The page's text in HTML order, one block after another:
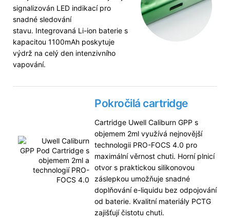
signalizován LED indikací pro
snadné sledování
stavu. Integrovaná Li-ion baterie s
kapacitou 1100mAh poskytuje
výdrž na celý den intenzivního
vapování.
Pokročilá cartridge
Cartridge Uwell Caliburn GPP s
objemem 2ml využívá nejnovější
technologii PRO-FOCS 4.0 pro
maximální věrnost chuti. Horní plnicí
otvor s praktickou silikonovou
záslepkou umožňuje snadné
doplňování e-liquidu bez odpojování
od baterie. Kvalitní materiály PCTG
zajišťují čistotu chuti.